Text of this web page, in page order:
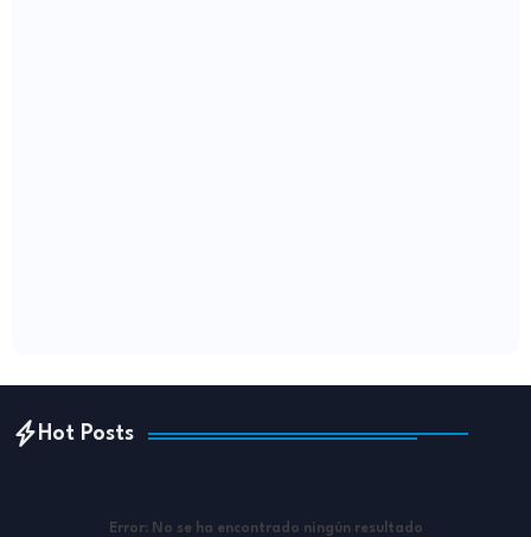
Hot Posts
Error: No se ha encontrado ningún resultado